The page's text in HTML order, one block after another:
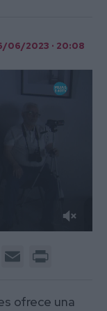
06/2023 · 20:08
Message
Email
ofrece una